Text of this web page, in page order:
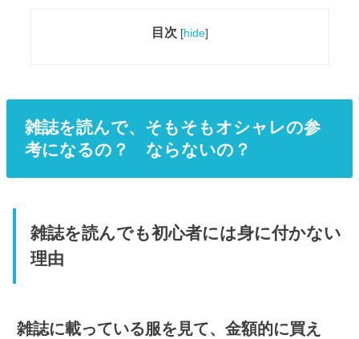
目次 [hide]
雑誌を読んで、そもそもオシャレの参
考になるの？ ならないの？
雑誌を読んでも初心者には身に付かない
理由
雑誌に載っている服を見て、金額的に買え